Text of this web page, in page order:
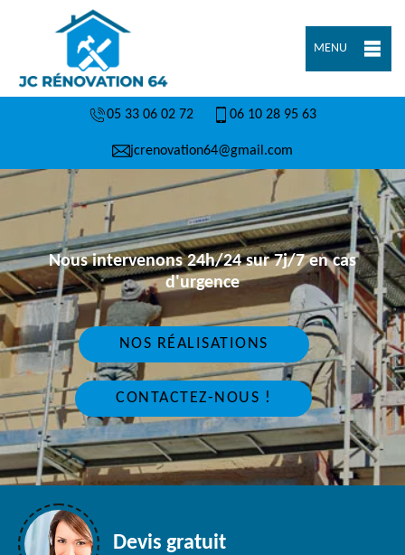
MENU
05 33 06 02 72 06 10 28 95 63
jcrenovation64@gmail.com
Nous intervenons 24h/24 sur 7j/7 en cas
d'urgence
NOS RÉALISATIONS
CONTACTEZ-NOUS !
Devis gratuit